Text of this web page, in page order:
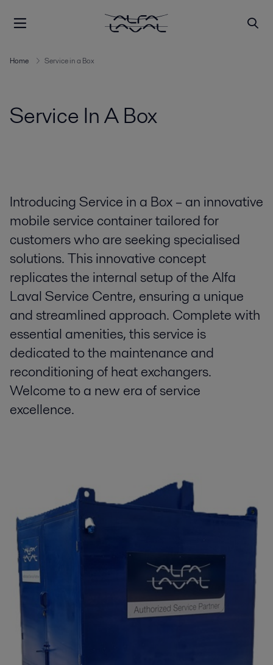
Home Service in a Box
Service In A Box
Introducing Service in a Box – an innovative
mobile service container tailored for
customers who are seeking specialised
solutions. This innovative concept
replicates the internal setup of the Alfa
Laval Service Centre, ensuring a unique
and streamlined approach. Complete with
essential amenities, this service is
dedicated to the maintenance and
reconditioning of heat exchangers.
Welcome to a new era of service
excellence.